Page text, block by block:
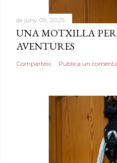
de juny 09, 2025
UNA MOTXILLA
AVENTURES
Comparteix Publica un